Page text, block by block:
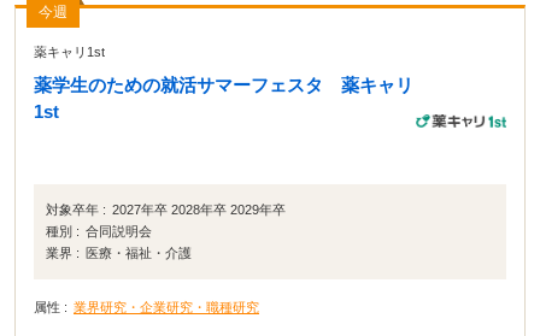
今週
薬キャリ1st
薬学生のための就活サマーフェスタ 薬キャリ
1st
対象卒年 : 2027年卒 2028年卒 2029年卒
種別 : 合同説明会
業界 :
医療・福祉・介護
属性 : 業界研究・企業研究・職種研究